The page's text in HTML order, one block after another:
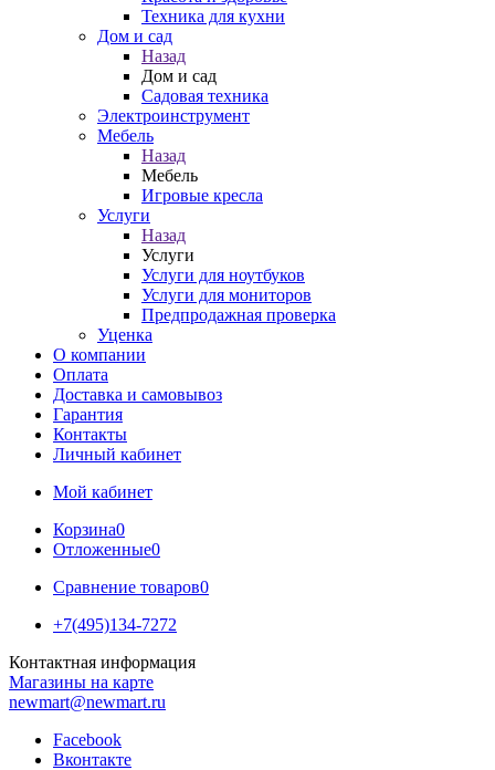
Техника для кухни
Дом и сад
Назад
Дом и сад
Садовая техника
Электроинструмент
Мебель
Назад
Мебель
Игровые кресла
Услуги
Назад
Услуги
Услуги для ноутбуков
Услуги для мониторов
Предпродажная проверка
Уценка
О компании
Оплата
Доставка и самовывоз
Гарантия
Контакты
Личный кабинет
Мой кабинет
Корзина0
Отложенные0
Сравнение товаров0
+7(495)134-7272
Контактная информация
Магазины на карте
newmart@newmart.ru
Facebook
Вконтакте